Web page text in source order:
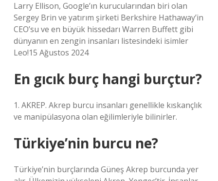
Larry Ellison, Google’ın kurucularından biri olan
Sergey Brin ve yatırım şirketi Berkshire Hathaway’in
CEO’su ve en büyük hissedarı Warren Buffett gibi
dünyanın en zengin insanları listesindeki isimler
Leo!15 Ağustos 2024
En gıcık burç hangi burçtur?
1. AKREP. Akrep burcu insanları genellikle kıskançlık
ve manipülasyona olan eğilimleriyle bilinirler.
Türkiye’nin burcu ne?
Türkiye’nin burçlarında Güneş Akrep burcunda yer